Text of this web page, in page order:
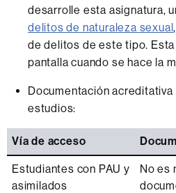
desarrolle esta asignatura,
delitos de naturaleza sexual
de delitos de este tipo.
pantalla cuando se hace la
Documentación
estudios:
Vía de acceso
Estudiantes con PAU y
asimilados
No es